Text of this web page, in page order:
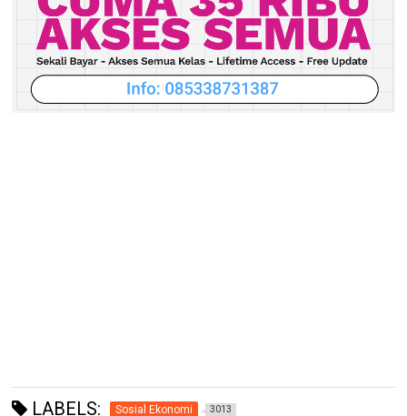
LABELS: Sosial Ekonomi 3013